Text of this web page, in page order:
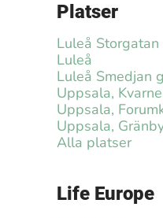
Platser
Luleå Storgatan
Luleå
Luleå Smedjan
Uppsala,
Uppsala,
Uppsala,
Alla platser
Life Europe